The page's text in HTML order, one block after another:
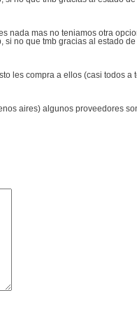
nada mas no teniamos otra
no que tmb gracias al estado
les compra a ellos (casi todos
aires) algunos proveedores